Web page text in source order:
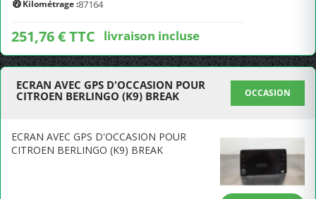
Kilométrage :87164
251,76 € TTC livraison incluse
ECRAN AVEC GPS D'OCCASION POUR
CITROEN BERLINGO (K9) BREAK
OCCASION
ECRAN AVEC GPS D'OCCASION POUR
CITROEN BERLINGO (K9) BREAK